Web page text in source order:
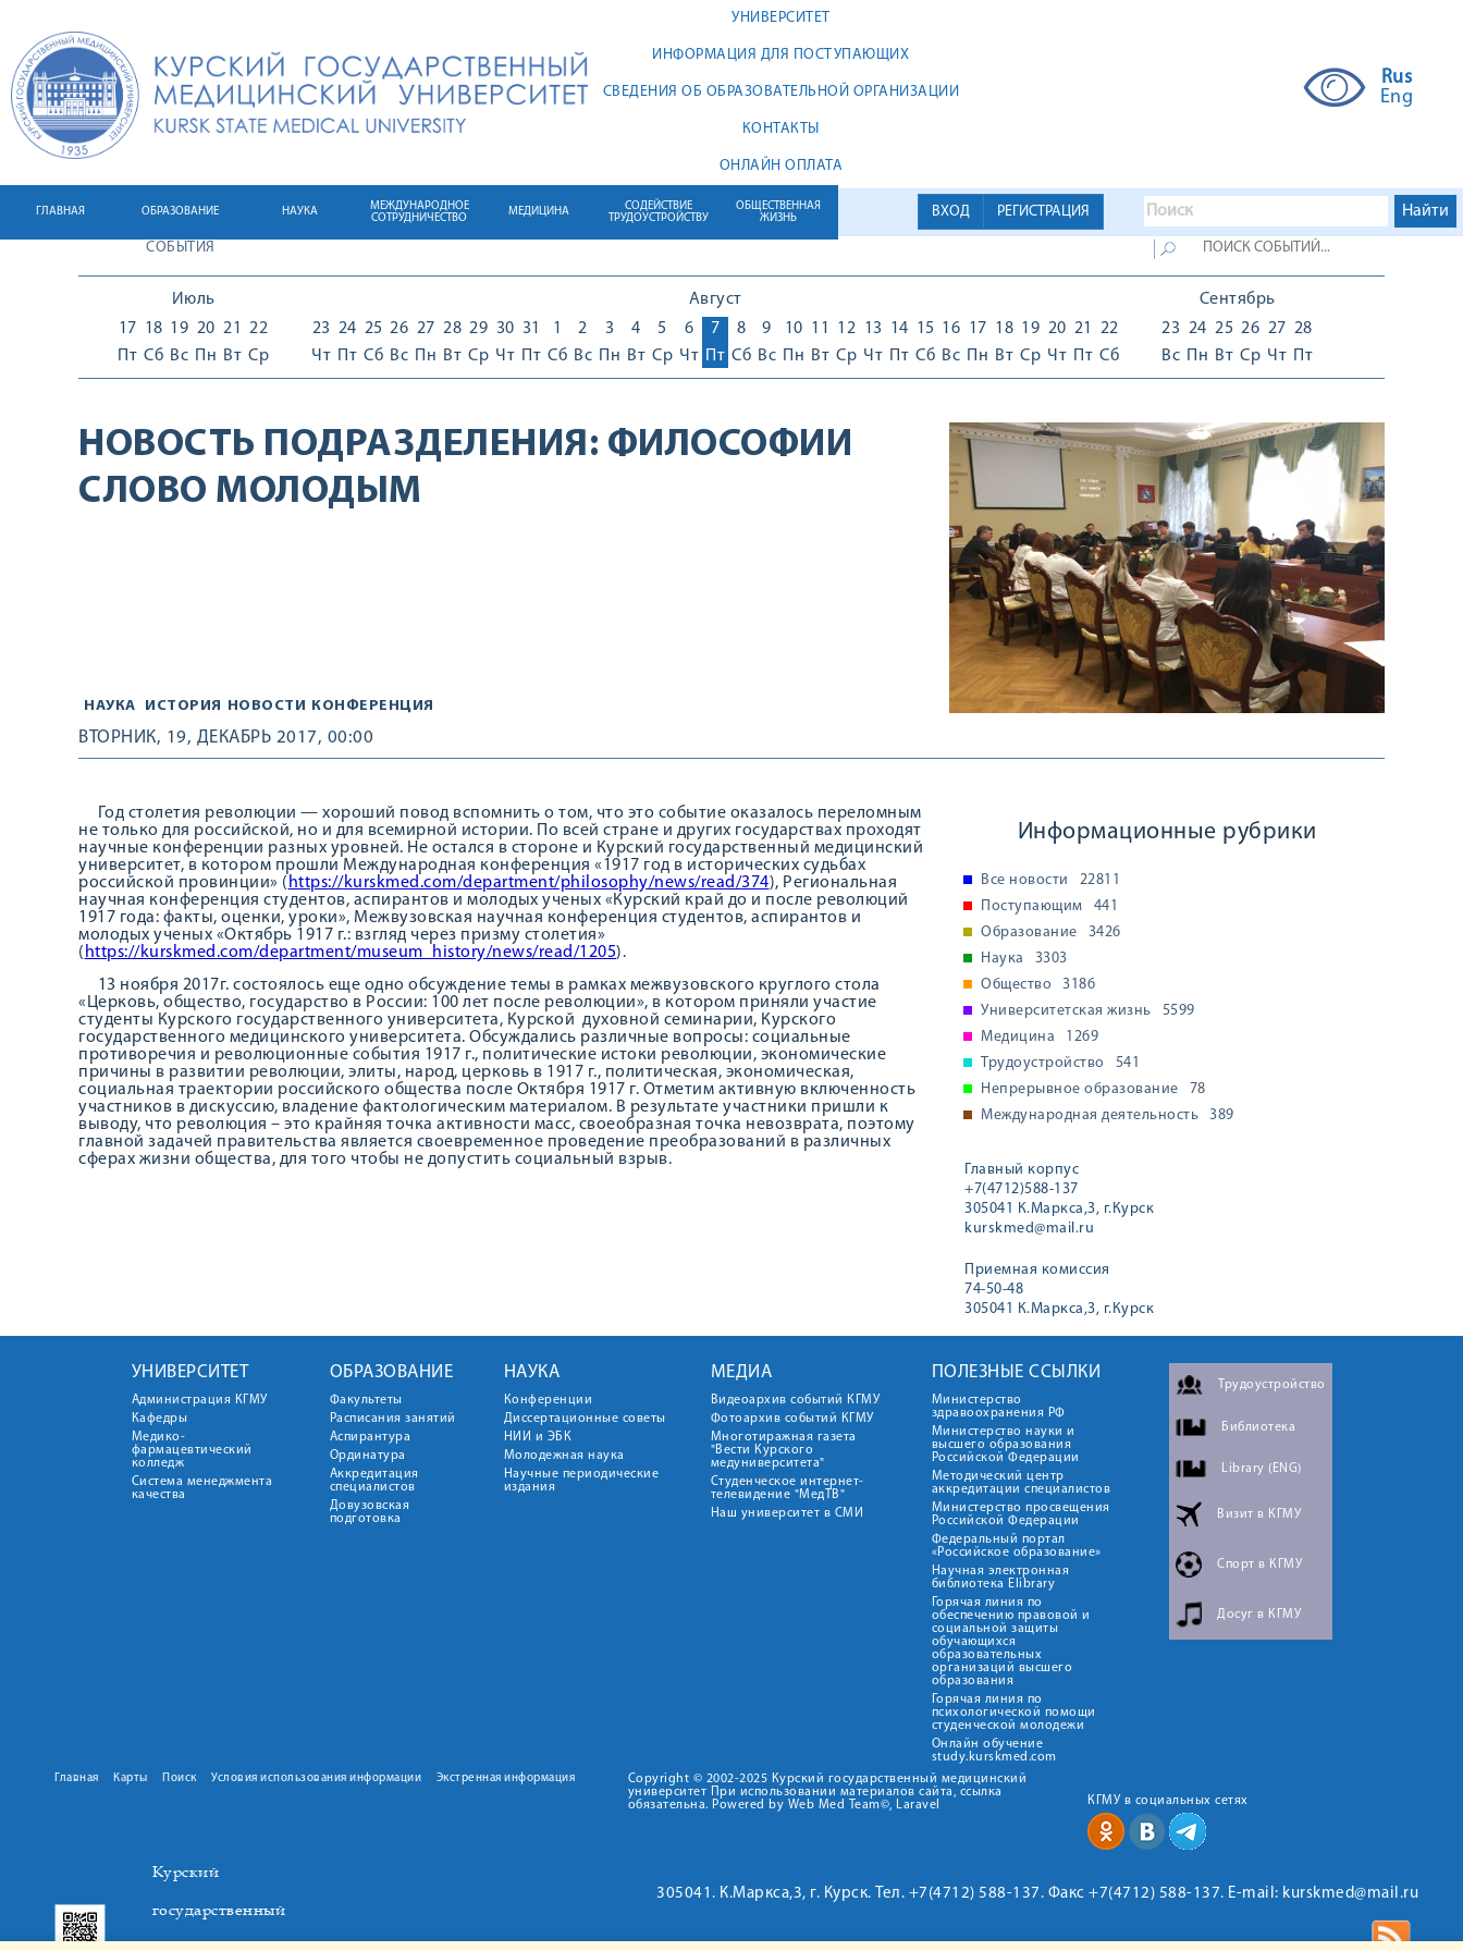
УНИВЕРСИТЕТ
ИНФОРМАЦИЯ ДЛЯ ПОСТУПАЮЩИХ
СВЕДЕНИЯ ОБ ОБРАЗОВАТЕЛЬНОЙ ОРГАНИЗАЦИИ
КОНТАКТЫ
ОНЛАЙН ОПЛАТА
Rus
Eng
ВХОД РЕГИСТРАЦИЯ
ГЛАВНАЯ ОБРАЗОВАНИЕ НАУКА
МЕЖДУНАРОДНОЕ
СОТРУДНИЧЕСТВО
МЕДИЦИНА
СОДЕЙСТВИЕ
ТРУДОУСТРОЙСТВУ
ОБЩЕСТВЕННАЯ
ЖИЗНЬ
СОБЫТИЯ
Июль
17
Пт
18
Сб
19
Вс
20
Пн
21
Вт
22
Ср
Август
23
Чт
24
Пт
25
Сб
26
Вс
27
Пн
28
Вт
29
Ср
30
Чт
31
Пт
1
Сб
2
Вс
3
Пн
4
Вт
5
Ср
6
Чт
7
Пт
8
Сб
9
Вс
10
Пн
11
Вт
12
Ср
13
Чт
14
Пт
15
Сб
16
Вс
17
Пн
18
Вт
19
Ср
20
Чт
21
Пт
22
Сб
Сентябрь
23
Вс
24
Пн
25
Вт
26
Ср
27
Чт
28
Пт
НОВОСТЬ ПОДРАЗДЕЛЕНИЯ: ФИЛОСОФИИ
СЛОВО МОЛОДЫМ
НАУКА ИСТОРИЯ НОВОСТИ КОНФЕРЕНЦИЯ
ВТОРНИК, 19, ДЕКАБРЬ 2017, 00:00
Год столетия революции — хороший повод вспомнить о том, что это событие оказалось переломным
не только для российской, но и для всемирной истории. По всей стране и других государствах проходят
научные конференции разных уровней. Не остался в стороне и Курский государственный медицинский
университет, в котором прошли Международная конференция «1917 год в исторических судьбах
российской провинции» ( https://kurskmed.com/department/philosophy/news/read/374), Региональная
научная конференция студентов, аспирантов и молодых ученых «Курский край до и после революций
1917 года: факты, оценки, уроки», Межвузовская научная конференция студентов, аспирантов и
молодых ученых «Октябрь 1917 г.: взгляд через призму столетия»
( https://kurskmed.com/department/museum_history/news/read/1205).
13 ноября 2017г. состоялось еще одно обсуждение темы в рамках межвузовского круглого стола
«Церковь, общество, государство в России: 100 лет после революции», в котором приняли участие
студенты Курского государственного университета, Курской духовной семинарии, Курского
государственного медицинского университета. Обсуждались различные вопросы: социальные
противоречия и революционные события 1917 г., политические истоки революции, экономические
причины в развитии революции, элиты, народ, церковь в 1917 г., политическая, экономическая,
социальная траектории российского общества после Октября 1917 г. Отметим активную включенность
участников в дискуссию, владение фактологическим материалом. В результате участники пришли к
выводу, что революция – это крайняя точка активности масс, своеобразная точка невозврата, поэтому
главной задачей правительства является своевременное проведение преобразований в различных
сферах жизни общества, для того чтобы не допустить социальный взрыв.
Информационные рубрики
Все новости
22811
Поступающим
441
Образование
3426
Наука
3303
Общество
3186
Университетская жизнь
5599
Медицина
1269
Трудоустройство
541
Непрерывное образование
78
Международная деятельность
389
Главный корпус
+7(4712)588-137
305041 К.Маркса,3, г.Курск
kurskmed@mail.ru
Приемная комиссия
74-50-48
305041 К.Маркса,3, г.Курск
УНИВЕРСИТЕТ
Администрация КГМУ
Кафедры
Медико-
фармацевтический
колледж
Система менеджмента
качества
ОБРАЗОВАНИЕ
Факультеты
Расписания занятий
Аспирантура
Ординатура
Аккредитация
специалистов
Довузовская
подготовка
НАУКА
Конференции
Диссертационные советы
НИИ и ЭБК
Молодежная наука
Научные периодические
издания
МЕДИА
Видеоархив событий КГМУ
Фотоархив событий КГМУ
Многотиражная газета
"Вести Курского
медуниверситета"
Студенческое интернет-
телевидение "МедТВ"
Наш университет в СМИ
ПОЛЕЗНЫЕ ССЫЛКИ
Министерство
здравоохранения РФ
Министерство науки и
высшего образования
Российской Федерации
Методический центр
аккредитации специалистов
Министерство просвещения
Российской Федерации
Федеральный портал
«Российское образование»
Научная электронная
библиотека Elibrary
Горячая линия по
обеспечению правовой и
социальной защиты
обучающихся
образовательных
организаций высшего
образования
Горячая линия по
психологической помощи
студенческой молодежи
Онлайн обучение
study.kurskmed.com
Трудоустройство
Библиотека
Library (ENG)
Визит в КГМУ
Спорт в КГМУ
Досуг в КГМУ
Главная Карты Поиск Условия использования информации Экстренная информация
Copyright © 2002-2025 Курский государственный медицинский
университет При использовании материалов сайта, ссылка
обязательна. Powered by Web Med Team©, Laravel
КГМУ в социальных сетях
Курский
государственный
305041. К.Маркса,3, г. Курск. Тел. +7(4712) 588-137. Факс +7(4712) 588-137. E-mail: kurskmed@mail.ru